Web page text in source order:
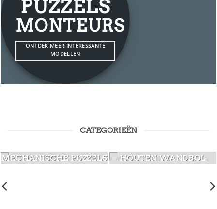
PUZZELS
MONTEURS
ONTDEK MEER INTERESSANTE
MODELLEN
CATEGORIEËN
MECHANISCHE PUZZELS HOUTEN WANDBOL